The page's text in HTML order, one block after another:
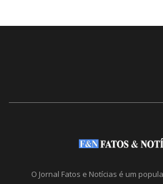
O Jornal Fatos e Notícias é um